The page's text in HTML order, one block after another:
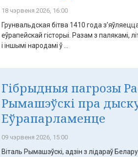
18 чэрвеня 2026, 16:00
Грунвальдская бітва 1410 года
еўрапейскай гісторыі. Разам з палякамі,
і іншымі народамі ў ...
Гібрыдныя пагрозы
Рымашэўскі пра
Еўрапарламенце
09 чэрвеня 2026, 15:00
Віталь Рымашэўскі, адзін з лідараў